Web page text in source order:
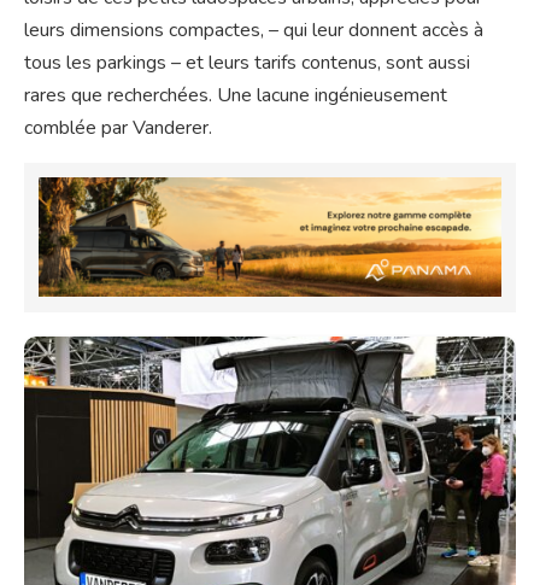
leurs dimensions compactes, – qui leur donnent accès à
tous les parkings – et leurs tarifs contenus, sont aussi
rares que recherchées. Une lacune ingénieusement
comblée par Vanderer.